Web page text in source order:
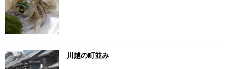
川越の町並み